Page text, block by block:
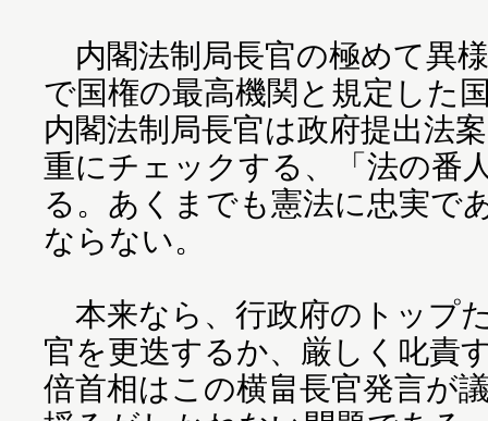
内閣法制局長官の極めて異
で国権の最高機関と規定した
内閣法制局長官は政府提出法
重にチェックする、「法の番
る。あくまでも憲法に忠実で
ならない。
本来なら、行政府のトップ
官を更迭するか、厳しく叱責
倍首相はこの横畠長官発言が